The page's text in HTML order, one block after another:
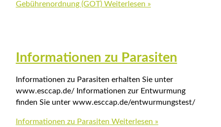
Gebührenordnung (GOT)Weiterlesen »
Informationen zu Parasiten
Informationen zu Parasiten erhalten Sie unter
www.esccap.de/ Informationen zur Entwurmung
finden Sie unter www.esccap.de/entwurmungstest/
Informationen zu Parasiten Weiterlesen »